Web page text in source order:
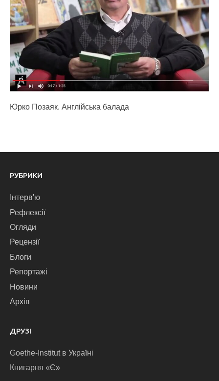
Юрко Позаяк. Англійська балада
РУБРИКИ
Інтерв'ю
Рефлексії
Огляди
Рецензії
Блоги
Репортажі
Новини
Архів
ДРУЗІ
Goethe-Institut в Україні
Книгарня «Є»